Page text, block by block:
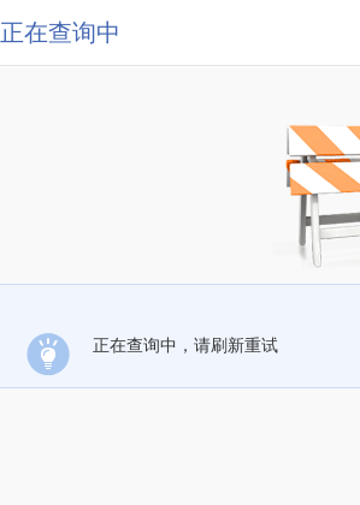
正在查询中
正在查询中，请刷新重试